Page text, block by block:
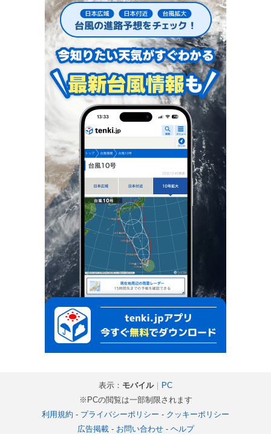
表示： モバイル｜
PC
※PCの閲覧は一部制限されます
利用規約 - プライバシーポリシー - クッキーポリシー
広告掲載- お問い合わせ- ヘルプ